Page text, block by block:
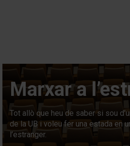
Marxar a
Tot allò que heu de saber si sou
de la UB i voleu fer una estada en
l’estranger.